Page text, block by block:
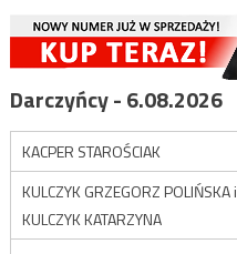
Darczyńcy - 6.08.2026
KACPER STAROŚCIAK
KULCZYK GRZEGORZ POLIŃSKA i
KULCZYK KATARZYNA